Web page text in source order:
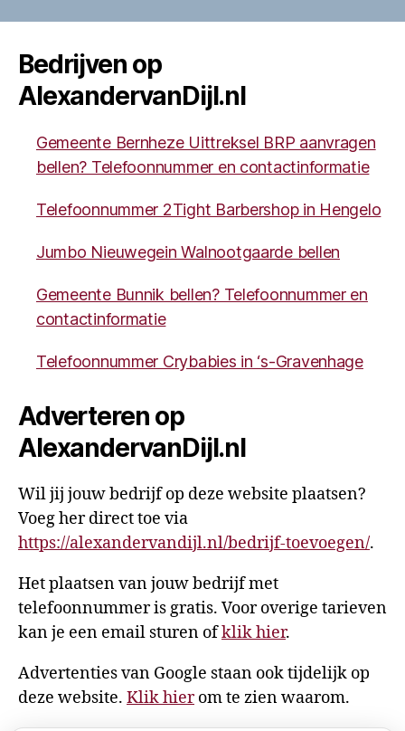
Bedrijven op
AlexandervanDijl.nl
Gemeente Bernheze Uittreksel BRP aanvragen
bellen? Telefoonnummer en contactinformatie
Telefoonnummer 2Tight Barbershop in Hengelo
Jumbo Nieuwegein Walnootgaarde bellen
Gemeente Bunnik bellen? Telefoonnummer en
contactinformatie
Telefoonnummer Crybabies in ‘s-Gravenhage
Adverteren op
AlexandervanDijl.nl
Wil jij jouw bedrijf op deze website plaatsen?
Voeg her direct toe via
https://alexandervandijl.nl/bedrijf-toevoegen/.
Het plaatsen van jouw bedrijf met
telefoonnummer is gratis. Voor overige tarieven
kan je een email sturen ofklik hier.
Advertenties van Google staan ook tijdelijk op
deze website. Klik hierom te zien waarom.